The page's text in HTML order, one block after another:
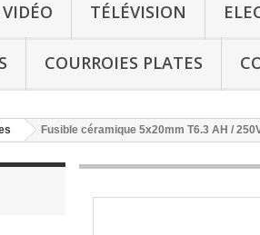
TÉLÉVISION
COURROIES PLATES
Fusible céramique 5x20mm T6.3 AH /